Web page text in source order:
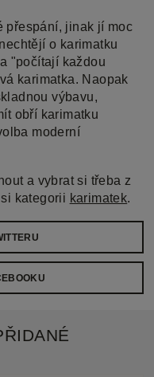
přespání, jinak jí moc
o karimatku
"počítají každou
karimatka. Naopak
výbavu,
obří karimatku
moderní
a vybrat si třeba z
kategorii karimatek.